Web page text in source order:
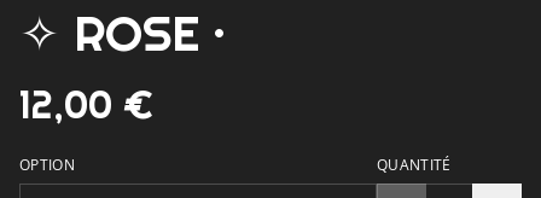
✧ ROSE ·
12,00 €
OPTION QUANTITÉ